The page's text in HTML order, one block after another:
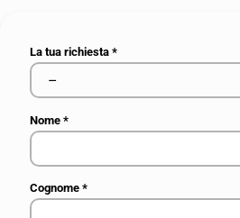
La tua richiesta*
Nome*
Cognome*